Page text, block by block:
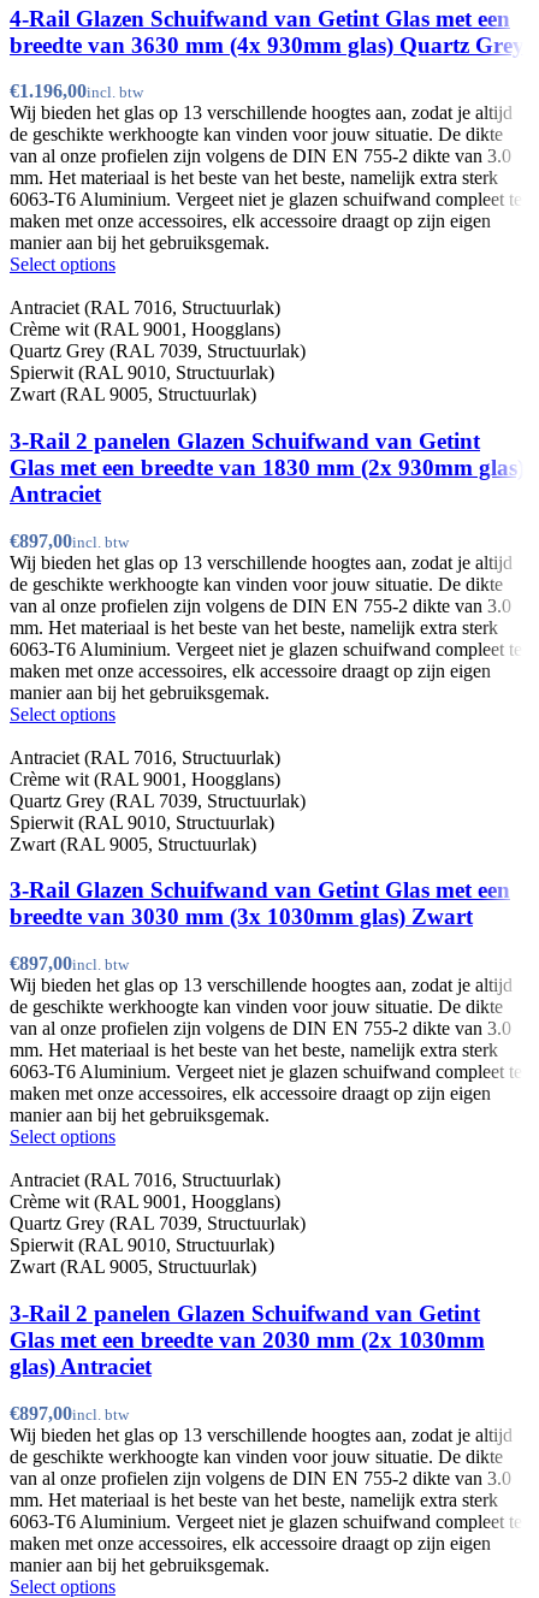
4-Rail Glazen Schuifwand van Getint Glas met een
breedte van 3630 mm (4x 930mm glas) Quartz Grey
€
Wij bieden het glas op 13 verschillende hoogtes aan, zodat je altijd
de geschikte werkhoogte kan vinden voor jouw situatie. De dikte
van al onze profielen zijn volgens de DIN EN 755-2 dikte van 3.0
mm. Het materiaal is het beste van het beste, namelijk extra sterk
6063-T6 Aluminium. Vergeet niet je glazen schuifwand compleet te
maken met onze accessoires, elk accessoire draagt op zijn eigen
manier aan bij het gebruiksgemak.
Select options
Antraciet (RAL 7016, Structuurlak)
Crème wit (RAL 9001, Hoogglans)
Quartz Grey (RAL 7039, Structuurlak)
Spierwit (RAL 9010, Structuurlak)
Zwart (RAL 9005, Structuurlak)
3-Rail 2 panelen Glazen Schuifwand van Getint
Glas met een breedte van 1830 mm (2x 930mm glas)
Antraciet
€
Wij bieden het glas op 13 verschillende hoogtes aan, zodat je altijd
de geschikte werkhoogte kan vinden voor jouw situatie. De dikte
van al onze profielen zijn volgens de DIN EN 755-2 dikte van 3.0
mm. Het materiaal is het beste van het beste, namelijk extra sterk
6063-T6 Aluminium. Vergeet niet je glazen schuifwand compleet te
maken met onze accessoires, elk accessoire draagt op zijn eigen
manier aan bij het gebruiksgemak.
Select options
Antraciet (RAL 7016, Structuurlak)
Crème wit (RAL 9001, Hoogglans)
Quartz Grey (RAL 7039, Structuurlak)
Spierwit (RAL 9010, Structuurlak)
Zwart (RAL 9005, Structuurlak)
3-Rail Glazen Schuifwand van Getint Glas met een
breedte van 3030 mm (3x 1030mm glas) Zwart
€
Wij bieden het glas op 13 verschillende hoogtes aan, zodat je altijd
de geschikte werkhoogte kan vinden voor jouw situatie. De dikte
van al onze profielen zijn volgens de DIN EN 755-2 dikte van 3.0
mm. Het materiaal is het beste van het beste, namelijk extra sterk
6063-T6 Aluminium. Vergeet niet je glazen schuifwand compleet te
maken met onze accessoires, elk accessoire draagt op zijn eigen
manier aan bij het gebruiksgemak.
Select options
Antraciet (RAL 7016, Structuurlak)
Crème wit (RAL 9001, Hoogglans)
Quartz Grey (RAL 7039, Structuurlak)
Spierwit (RAL 9010, Structuurlak)
Zwart (RAL 9005, Structuurlak)
3-Rail 2 panelen Glazen Schuifwand van Getint
Glas met een breedte van 2030 mm (2x 1030mm
glas) Antraciet
€
Wij bieden het glas op 13 verschillende hoogtes aan, zodat je altijd
de geschikte werkhoogte kan vinden voor jouw situatie. De dikte
van al onze profielen zijn volgens de DIN EN 755-2 dikte van 3.0
mm. Het materiaal is het beste van het beste, namelijk extra sterk
6063-T6 Aluminium. Vergeet niet je glazen schuifwand compleet te
maken met onze accessoires, elk accessoire draagt op zijn eigen
manier aan bij het gebruiksgemak.
Select options